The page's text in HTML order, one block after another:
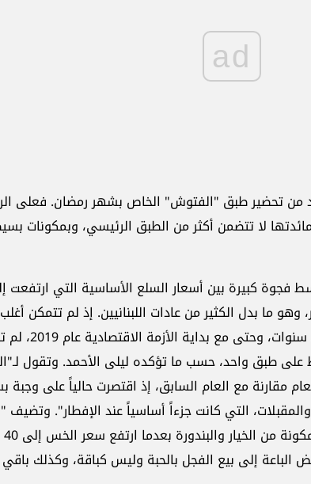
ad
من تحضير طبق "الفتوش" الخاص بشهر رمضان. فعلى
لا تتضمن أكثر من الطبق الرئيسي، وبمكونات
فجوة كبيرة بين أسعار السلع الأساسية التي ارتفعت
ما بدل الكثير من عادات اللبنانيين. إذ لم تتمكن
تحضير مستلزمات رمضان كما
على طبق واحد، حسب ما تؤكده ليلى الأحمد. وتقول
مقارنة مع العام السابق، إذ اقتصرت حالياً على وجبة
التي كانت جزءاً أساسياً عند الإفطار". وتضيف